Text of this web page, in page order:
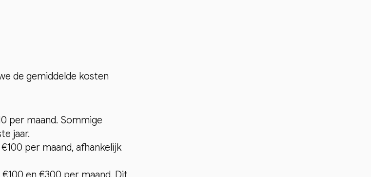
de gemiddelde kosten
per maand. Sommige
jaar.
per maand, afhankelijk